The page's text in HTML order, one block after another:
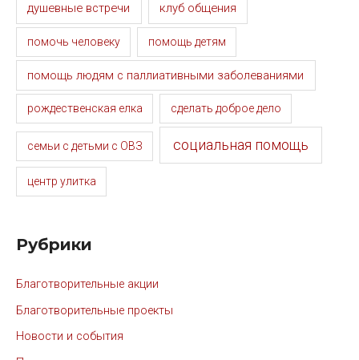
душевные встречи клуб общения
помочь человеку помощь детям
помощь людям с паллиативными заболеваниями
рождественская елка сделать доброе дело
семьи с детьми с ОВЗ социальная помощь
центр улитка
Рубрики
Благотворительные акции
Благотворительные проекты
Новости и события